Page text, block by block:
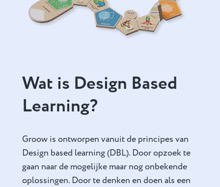
Wat is Design Based
Learning?
Groow is ontworpen vanuit de principes van
Design based learning (DBL). Door opzoek te
gaan naar de mogelijke maar nog onbekende
oplossingen. Door te denken en doen als een